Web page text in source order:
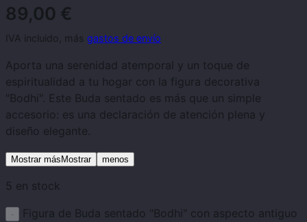
89,00 €
IVA incluido, más gastos de envío
Aporta una serenidad atemporal y un toque de
espiritualidad a tu hogar con la figura decorativa
"Bodhi". Este Buda sentado es más que un simple
accesorio: es una declaración de atención plena y
diseño elegante.
Mostrar másMostrar menos
5 en stock
Figura de Buda sentado "Bodhi" con aspecto antiguo